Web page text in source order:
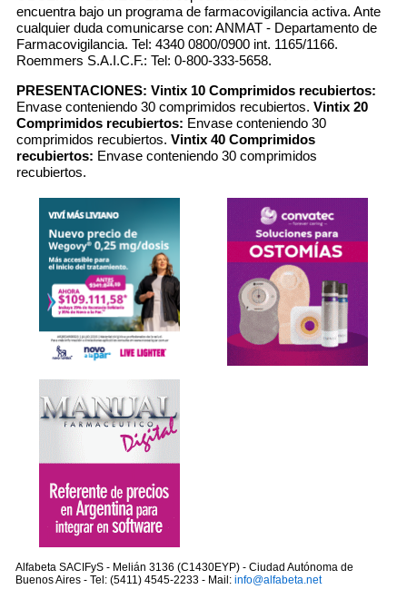
encuentra bajo un programa de farmacovigilancia activa. Ante
cualquier duda comunicarse con: ANMAT - Departamento de
Farmacovigilancia. Tel: 4340 0800/0900 int. 1165/1166.
Roemmers S.A.I.C.F.: Tel: 0-800-333-5658.
PRESENTACIONES: Vintix 10 Comprimidos recubiertos:
Envase conteniendo 30 comprimidos recubiertos. Vintix 20
Comprimidos recubiertos: Envase conteniendo 30
comprimidos recubiertos. Vintix 40 Comprimidos
recubiertos: Envase conteniendo 30 comprimidos
recubiertos.
Alfabeta SACIFyS - Melián 3136 (C1430EYP) - Ciudad Autónoma de
Buenos Aires - Tel: (5411) 4545-2233 - Mail: info@alfabeta.net